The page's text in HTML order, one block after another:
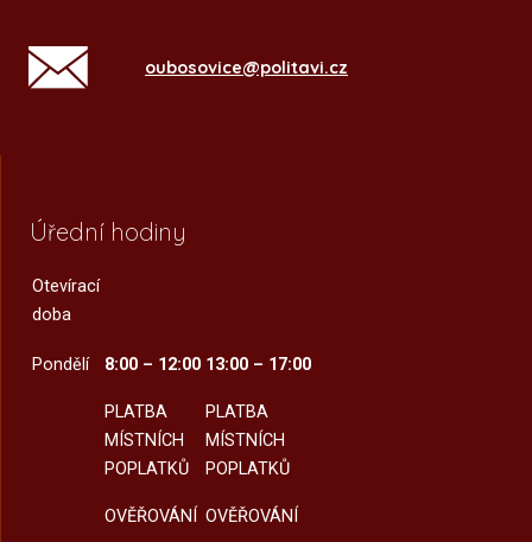
oubosovice@politavi.cz
Úřední hodiny
Otevírací
doba
Pondělí 8:00 – 12:00
PLATBA
MÍSTNÍCH
POPLATKŮ
OVĚŘOVÁNÍ
13:00 – 17:00
PLATBA
MÍSTNÍCH
POPLATKŮ
OVĚŘOVÁNÍ